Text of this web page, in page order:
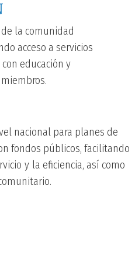
la comunidad
acceso a servicios
educación y
nacional para planes de
fondos públicos, facilitando
y la eficiencia, así como